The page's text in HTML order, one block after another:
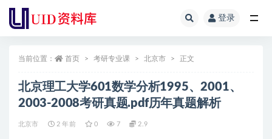
登录
当前位置： 首页 考研专业课 北京市 正文
北京理工大学601数学分析1995、2001、
2003-2008考研真题.pdf历年真题解析
北京市 2 年前 0 7 2.9